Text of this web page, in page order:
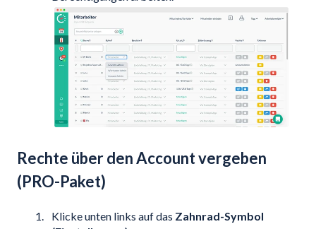
Rechte über den Account vergeben
(PRO-Paket)
Klicke unten links auf das Zahnrad-Symbol